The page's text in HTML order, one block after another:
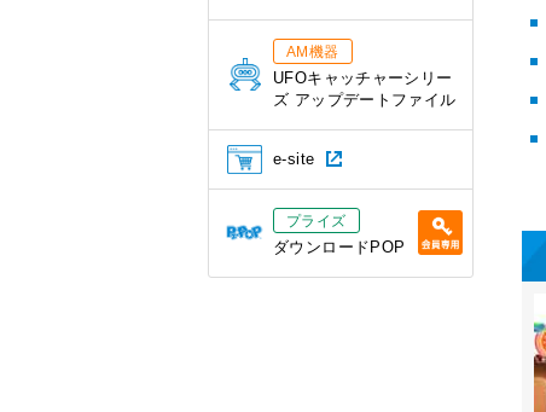
AM機器
UFOキャッチャーシリー
ズ アップデートファイル
e-site
プライズ
ダウンロードPOP